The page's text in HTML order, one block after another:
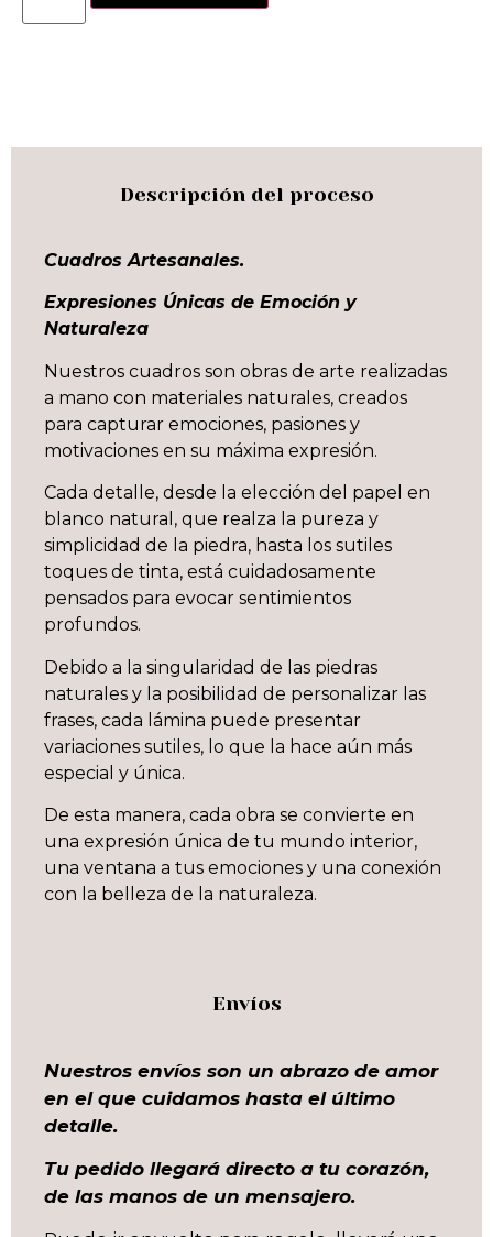
Descripción del proceso
Cuadros Artesanales.
Expresiones Únicas de Emoción y
Naturaleza
Nuestros cuadros son obras de arte realizadas
a mano con materiales naturales, creados
para capturar emociones, pasiones y
motivaciones en su máxima expresión.
Cada detalle, desde la elección del papel en
blanco natural, que realza la pureza y
simplicidad de la piedra, hasta los sutiles
toques de tinta, está cuidadosamente
pensados para evocar sentimientos
profundos.
Debido a la singularidad de las piedras
naturales y la posibilidad de personalizar las
frases, cada lámina puede presentar
variaciones sutiles, lo que la hace aún más
especial y única.
De esta manera, cada obra se convierte en
una expresión única de tu mundo interior,
una ventana a tus emociones y una conexión
con la belleza de la naturaleza.
Envíos
Nuestros envíos son un abrazo de amor
en el que cuidamos hasta el último
detalle.
Tu pedido llegará directo a tu corazón,
de las manos de un mensajero.